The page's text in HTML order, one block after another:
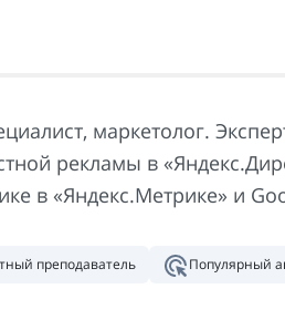
маркетолог.
рекламы в
в «Яндекс.Метрике» и
преподаватель Популярный